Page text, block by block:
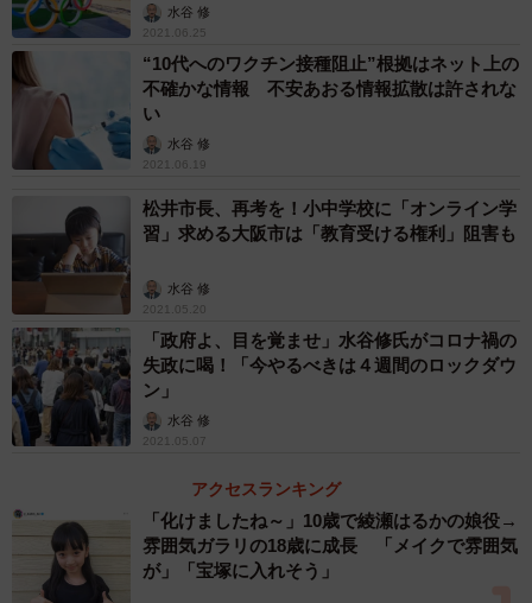
私は、この原稿を書く前夜、韓国の友人に電話しまし
いって、子どもも仲が悪くなる必要はないでしょう。韓国
でも、多くの国民は、今回の事態を冷静に捉えています。
12月の先生の映画の封切り楽しみにしています。きっと日
最後に、日韓関係の悪化は、日韓両国民にとって、日韓
両国にとって、何のプラスにもならない問題です。この問
題で、得をするのは、誰なのでしょう。どの国なのでしょ
う。私たちも冷静になりましょう。
水谷 修
2021.06.25
“10代へのワクチン接種阻止”根拠はネット上の
不確かな情報 不安あおる情報拡散は許されな
い
水谷 修
2021.06.19
松井市長、再考を！小中学校に「オンライン学
習」求める大阪市は「教育受ける権利」阻害も
水谷 修
2021.05.20
「政府よ、目を覚ませ」水谷修氏がコロナ禍の
失政に喝！「今やるべきは４週間のロックダウ
ン」
水谷 修
2021.05.07
アクセスランキング
「化けましたね～」10歳で綾瀬はるかの娘役→
雰囲気ガラリの18歳に成長 「メイクで雰囲気
が」「宝塚に入れそう」